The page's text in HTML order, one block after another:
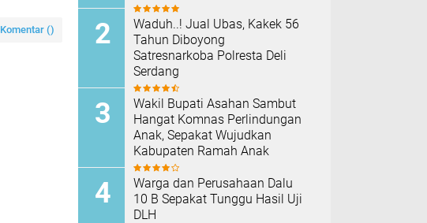
Komentar ()
Waduh..! Jual Ubas, Kakek 56
Tahun Diboyong
Satresnarkoba Polresta Deli
Serdang
Wakil Bupati Asahan Sambut
Hangat Komnas Perlindungan
Anak, Sepakat Wujudkan
Kabupaten Ramah Anak
Warga dan Perusahaan Dalu
10 B Sepakat Tunggu Hasil Uji
DLH